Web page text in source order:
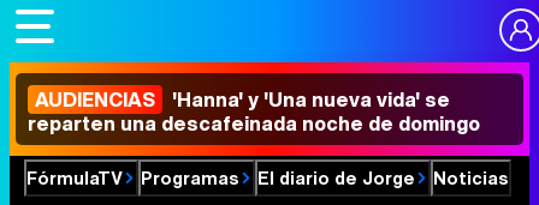
AUDIENCIAS 'Hanna' y 'Una nueva vida' se
reparten una descafeinada noche de domingo
FórmulaTV Programas El diario de Jorge Noticias